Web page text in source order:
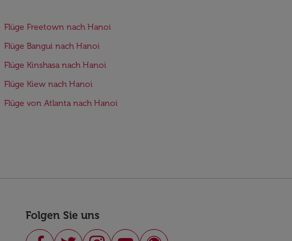
Flüge Freetown nach Hanoi
Flüge Bangui nach Hanoi
Flüge Kinshasa nach Hanoi
Flüge Kiew nach Hanoi
Flüge von Atlanta nach Hanoi
Folgen Sie uns